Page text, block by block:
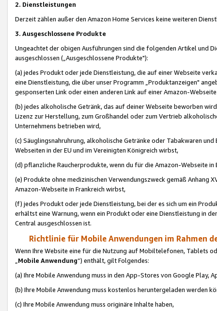
2. Dienstleistungen
Derzeit zählen außer den Amazon Home Services keine weiteren
3. Ausgeschlossene Produkte
Ungeachtet der obigen Ausführungen sind die folgenden Artikel und
ausgeschlossen („Ausgeschlossene Produkte"):
(a) jedes Produkt oder jede Dienstleistung, die auf einer Webseite
eine Dienstleistung, die über unser Programm „Produktanzeigen"
gesponserten Link oder einen anderen Link auf einer Amazon-
(b) jedes alkoholische Getränk, das auf deiner Webseite beworben
Lizenz zur Herstellung, zum Großhandel oder zum Vertrieb
Unternehmens betrieben wird,
(c) Säuglingsnahruhrung, alkoholische Getränke oder Tabakwaren
Webseiten in der EU und im Vereinigten Königreich wirbst,
(d) pflanzliche Raucherprodukte, wenn du für die Amazon-Webseite in
(e) Produkte ohne medizinischen Verwendungszweck gemäß Anhang
Amazon-Webseite in Frankreich wirbst,
(f) jedes Produkt oder jede Dienstleistung, bei der es sich um ein
erhältst eine Warnung, wenn ein Produkt oder eine Dienstleistung in
Central ausgeschlossen ist.
Richtlinie für Mobile Anwendungen im Rahmen
Wenn Ihre Website eine für die Nutzung auf Mobiltelefonen, Tablets
„Mobile Anwendung“) enthält, gilt Folgendes:
(a) Ihre Mobile Anwendung muss in den App-Stores von Google Play,
(b) Ihre Mobile Anwendung muss kostenlos heruntergeladen werden
(c) Ihre Mobile Anwendung muss originäre Inhalte haben,